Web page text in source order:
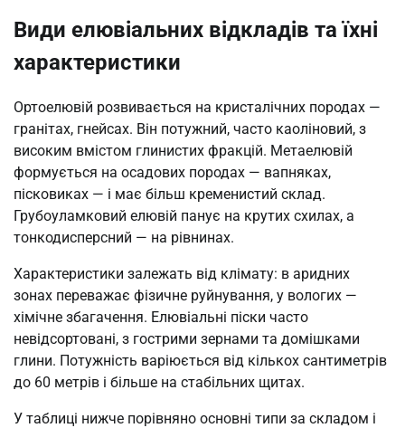
Види елювіальних відкладів та їхні
характеристики
Ортоелювій розвивається на кристалічних породах —
гранітах, гнейсах. Він потужний, часто каоліновий, з
високим вмістом глинистих фракцій. Метаелювій
формується на осадових породах — вапняках,
пісковиках — і має більш кременистий склад.
Грубоуламковий елювій панує на крутих схилах, а
тонкодисперсний — на рівнинах.
Характеристики залежать від клімату: в аридних
зонах переважає фізичне руйнування, у вологих —
хімічне збагачення. Елювіальні піски часто
невідсортовані, з гострими зернами та домішками
глини. Потужність варіюється від кількох сантиметрів
до 60 метрів і більше на стабільних щитах.
У таблиці нижче порівняно основні типи за складом і